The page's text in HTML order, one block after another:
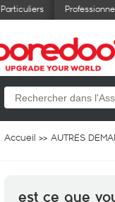
Particuliers
Accueil AUTRES
est ce que